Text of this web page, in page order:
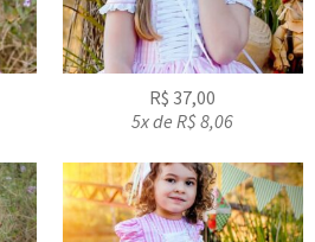
Mais baratos primeiro
Mais caros primeiro
R$ 37,00
5x deR$8,06